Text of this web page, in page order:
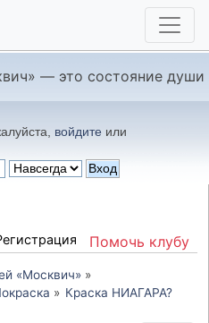
— это состояние души
войдите или
Помочь клубу
«Москвич» »
» Краска НИАГАРА?